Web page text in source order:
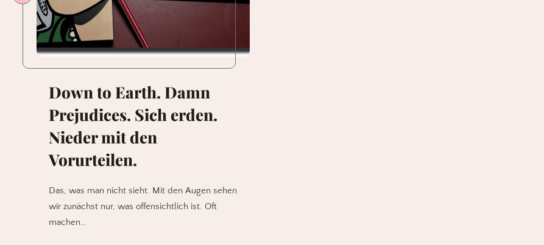
Down to Earth. Damn
Prejudices. Sich erden.
Nieder mit den
Vorurteilen.
Das, was man nicht sieht. Mit den Augen sehen
wir zunächst nur, was offensichtlich ist. Oft
machen…